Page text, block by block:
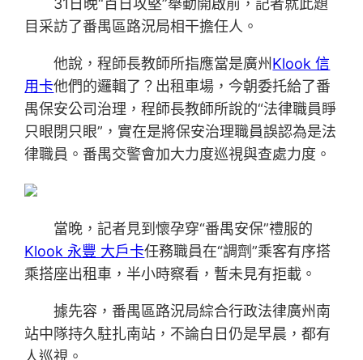
31日晚“百日攻堅”舉動開啟前，記者就此題
目采訪了番禺區路況局相干擔任人。
他說，程師長教師所指應當是廣州 Klook 信
用卡他們的邏輯了？出租車場，今朝委托給了番
禺保安公司治理，程師長教師所說的“法律職員睜
只眼閉只眼”，實在是將保安治理職員誤認為是法
律職員。番禺交警會加大力度巡視與查處力度。
當晚，記者見到懷孕穿“番禺安保”禮服的
Klook 永豐 大戶卡任務職員在“調劑”乘客有序搭
乘搭座出租車，半小時察看，暫未見有拒載。
據先容，番禺區路況局綜合行政法律廣州南
站中隊持久駐扎南站，不論白日仍是早晨，都有